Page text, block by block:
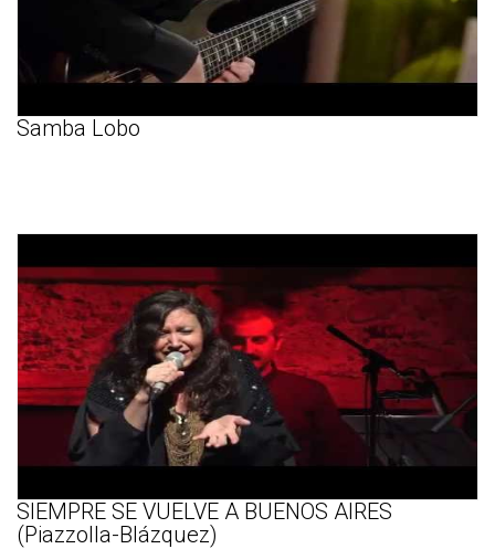
Samba Lobo
SIEMPRE SE VUELVE A BUENOS AIRES
(Piazzolla-Blázquez)